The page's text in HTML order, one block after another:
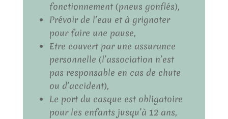
fonctionnement (pneus gonflés),
Prévoir de l’eau et à grignoter
pour faire une pause,
Etre couvert par une assurance
personnelle (l’association n’est
pas responsable en cas de chute
ou d’accident),
Le port du casque est obligatoire
pour les enfants jusqu’à 12 ans,